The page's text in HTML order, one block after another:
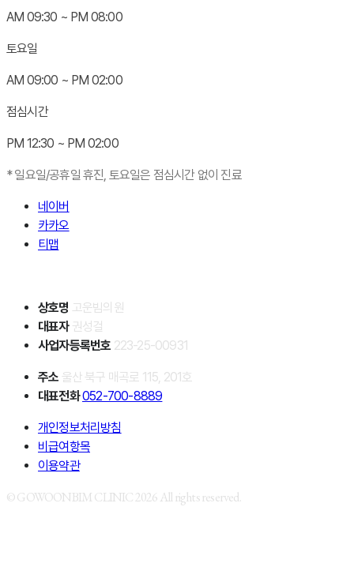
AM 09:30 ~ PM 08:00
토요일
AM 09:00 ~ PM 02:00
점심시간
PM 12:30 ~ PM 02:00
* 일요일/공휴일 휴진, 토요일은 점심시간 없이 진료
네이버
카카오
티맵
상호명 고운빔의원
대표자 권성걸
사업자등록번호 223-25-00931
주소 울산 북구 매곡로 115, 201호
대표전화052-700-8889
개인정보처리방침
비급여항목
이용약관
© GOWOONBIM CLINIC 2026 All rights reserved.